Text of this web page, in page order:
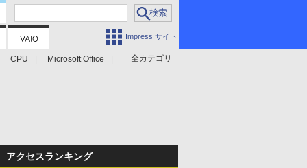
Impress サイト
全カテゴリ
CPU Microsoft Office
アクセスランキング